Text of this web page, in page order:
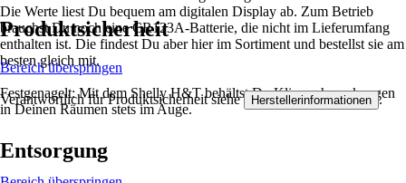
Die Werte liest Du bequem am digitalen Display ab. Zum Betrieb
brauchst Du noch eine CR123A-Batterie, die nicht im Lieferumfang
enthalten ist. Die findest Du aber hier im Sortiment und bestellst sie am
besten gleich mit.
Festgenagelt: Mit dem Shelly H&T behältst Du Klimaschwankungen
in Deinen Räumen stets im Auge.
Produktsicherheit
Bereich überspringen
Verantwortlich für Produktsicherheit siehe Herstellerinformationen .
Entsorgung